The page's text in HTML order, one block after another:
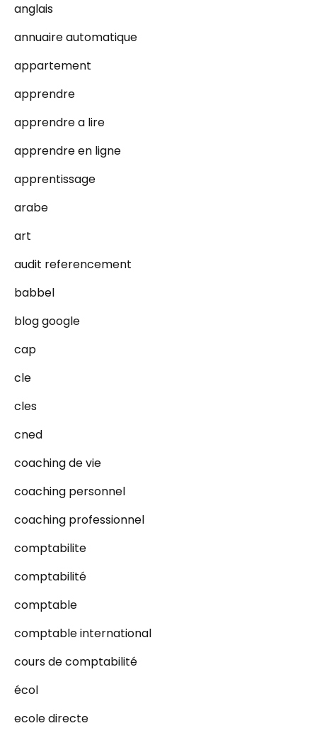
anglais
annuaire automatique
appartement
apprendre
apprendre a lire
apprendre en ligne
apprentissage
arabe
art
audit referencement
babbel
blog google
cap
cle
cles
cned
coaching de vie
coaching personnel
coaching professionnel
comptabilite
comptabilité
comptable
comptable international
cours de comptabilité
écol
ecole directe